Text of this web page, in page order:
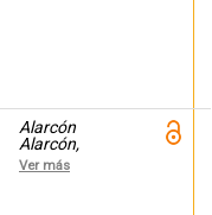
Matteo;
Mastrocola,
Elena; Zucchi,
Sara; Ragni,
Lorella;
Alarcón
Alarcón,
David;
Cabañero,
Ver más